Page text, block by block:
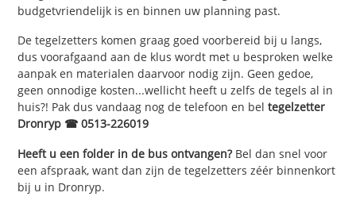
budgetvriendelijk is en binnen uw planning past.
De tegelzetters komen graag goed voorbereid bij u langs,
dus voorafgaand aan de klus wordt met u besproken welke
aanpak en materialen daarvoor nodig zijn. Geen gedoe,
geen onnodige kosten...wellicht heeft u zelfs de tegels al in
huis?! Pak dus vandaag nog de telefoon en beltegelzetter
Dronryp ☎ 0513-226019
Heeft u een folder in de bus ontvangen?Bel dan snel voor
een afspraak, want dan zijn de tegelzetters zéér binnenkort
bij u in Dronryp.